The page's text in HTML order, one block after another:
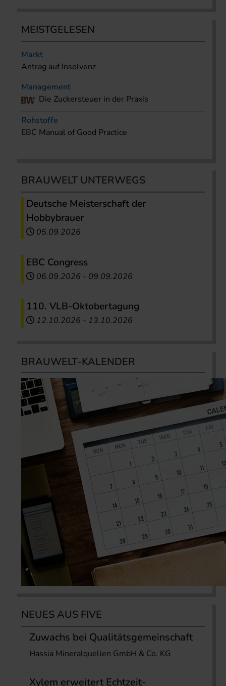
MEISTGELESEN
Markt
Antrag auf Insolvenz
Management
Die Zuckersteuer in der Praxis
Rohstoffe
EBC Manual of Good Practice
BRAUWELT UNTERWEGS
Deutsche Meisterschaft der
Hobbybrauer
05.09.2026
EBC Congress
06.09.2026 - 09.09.2026
110. VLB-Oktobertagung
12.10.2026 - 13.10.2026
BRAUWELT-KALENDER
NEUES AUS FIVE
Zuwachs bei Qualitätsgemeinschaft
Hassia Mineralquellen GmbH & Co. KG
Xylem erweitert Echtzeit-